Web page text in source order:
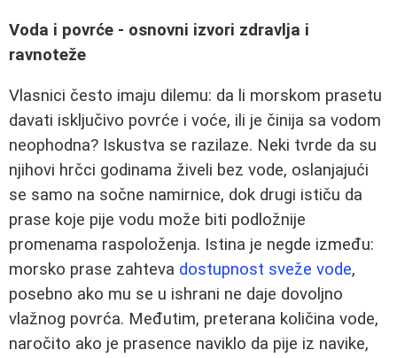
Voda i povrće - osnovni izvori zdravlja i
ravnoteže
Vlasnici često imaju dilemu: da li morskom prasetu
davati isključivo povrće i voće, ili je činija sa vodom
neophodna? Iskustva se razilaze. Neki tvrde da su
njihovi hrčci godinama živeli bez vode, oslanjajući
se samo na sočne namirnice, dok drugi ističu da
prase koje pije vodu može biti podložnije
promenama raspoloženja. Istina je negde između:
morsko prase zahteva dostupnost sveže vode,
posebno ako mu se u ishrani ne daje dovoljno
vlažnog povrća. Međutim, preterana količina vode,
naročito ako je prasence naviklo da pije iz navike,